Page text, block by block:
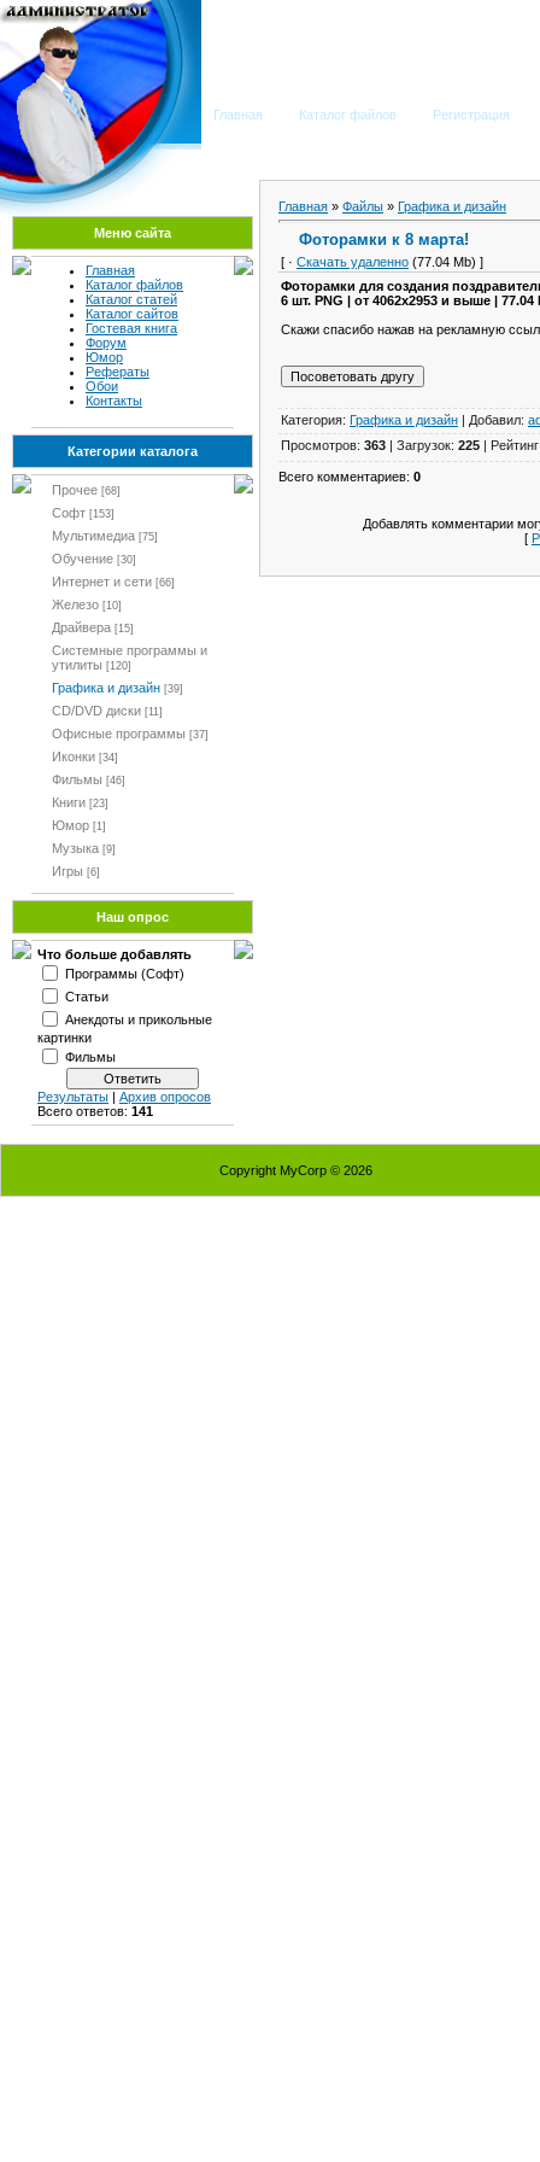
Главная Каталог файлов Регистрация
Меню сайта
Главная
Каталог файлов
Каталог статей
Каталог сайтов
Гостевая книга
Форум
Юмор
Рефераты
Обои
Контакты
Категории каталога
Прочее [68]
Софт [153]
Мультимедиа [75]
Обучение [30]
Интернет и сети [66]
Железо [10]
Драйвера [15]
Системные программы и
утилиты [120]
Графика и дизайн [39]
CD/DVD диски [11]
Офисные программы [37]
Иконки [34]
Фильмы [46]
Книги [23]
Юмор [1]
Музыка [9]
Игры [6]
Наш опрос
Что больше добавлять
Программы (Софт)
Статьи
Анекдоты и прикольные
картинки
Фильмы
Результаты | Архив опросов
Всего ответов: 141
Главная » Файлы » Графика и дизайн
Фоторамки к 8 марта!
[ · Скачать удаленно (77.04 Mb) ]
Фоторамки для создания
6 шт. PNG | от 4062x2953 и выше | 77.04
Скажи спасибо нажав на рекламную
Категория: Графика и дизайн | Добавил:
Просмотров: 363 | Загрузок: 225 |
Всего комментариев: 0
Добавлять комментарии
[
Copyright MyCorp © 2026